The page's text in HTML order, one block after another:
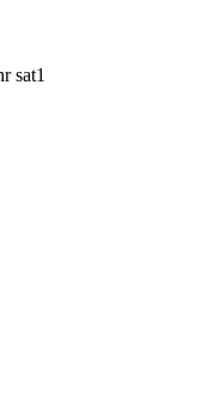
sat1